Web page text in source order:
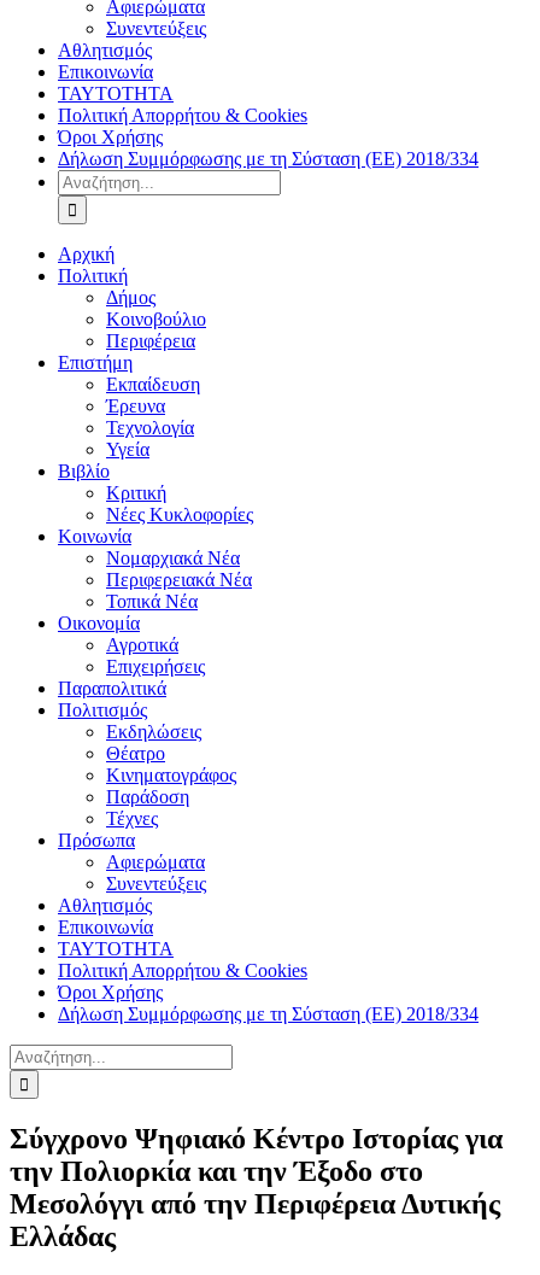
Αφιερώματα
Συνεντεύξεις
Αθλητισμός
Επικοινωνία
ΤΑΥΤΟΤΗΤΑ
Πολιτική Απορρήτου & Cookies
Όροι Χρήσης
Δήλωση Συμμόρφωσης με τη Σύσταση (ΕΕ) 2018/334
Αναζήτηση
για:
Αρχική
Πολιτική
Δήμος
Κοινοβούλιο
Περιφέρεια
Επιστήμη
Εκπαίδευση
Έρευνα
Τεχνολογία
Υγεία
Βιβλίο
Κριτική
Νέες Κυκλοφορίες
Κοινωνία
Νομαρχιακά Νέα
Περιφερειακά Νέα
Τοπικά Νέα
Οικονομία
Αγροτικά
Επιχειρήσεις
Παραπολιτικά
Πολιτισμός
Εκδηλώσεις
Θέατρο
Κινηματογράφος
Παράδοση
Τέχνες
Πρόσωπα
Αφιερώματα
Συνεντεύξεις
Αθλητισμός
Επικοινωνία
ΤΑΥΤΟΤΗΤΑ
Πολιτική Απορρήτου & Cookies
Όροι Χρήσης
Δήλωση Συμμόρφωσης με τη Σύσταση (ΕΕ) 2018/334
Αναζήτηση
για:
Σύγχρονο Ψηφιακό Κέντρο Ιστορίας για
την Πολιορκία και την Έξοδο στο
Μεσολόγγι από την Περιφέρεια Δυτικής
Ελλάδας